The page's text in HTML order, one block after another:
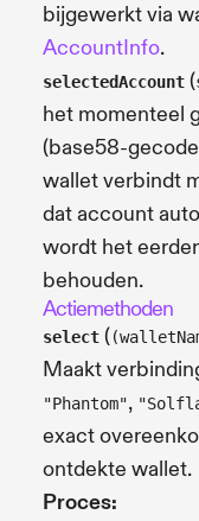
bijgewerkt via
AccountInfo.
selectedAccount (
het momenteel
(base58-
wallet verbindt
dat account
wordt het
behouden.
Actiemethoden
select (
Maakt
"Phantom",
exact
ontdekte wallet.
Proces: